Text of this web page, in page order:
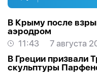
В Крыму после
аэродром
11:43
7 августа
В Греции призвали
скульптуры